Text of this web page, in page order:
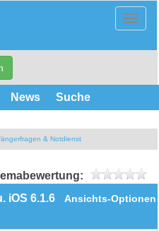
News Suche
& Notdienst
Ansichts-Optionen
iOS 6.1.6